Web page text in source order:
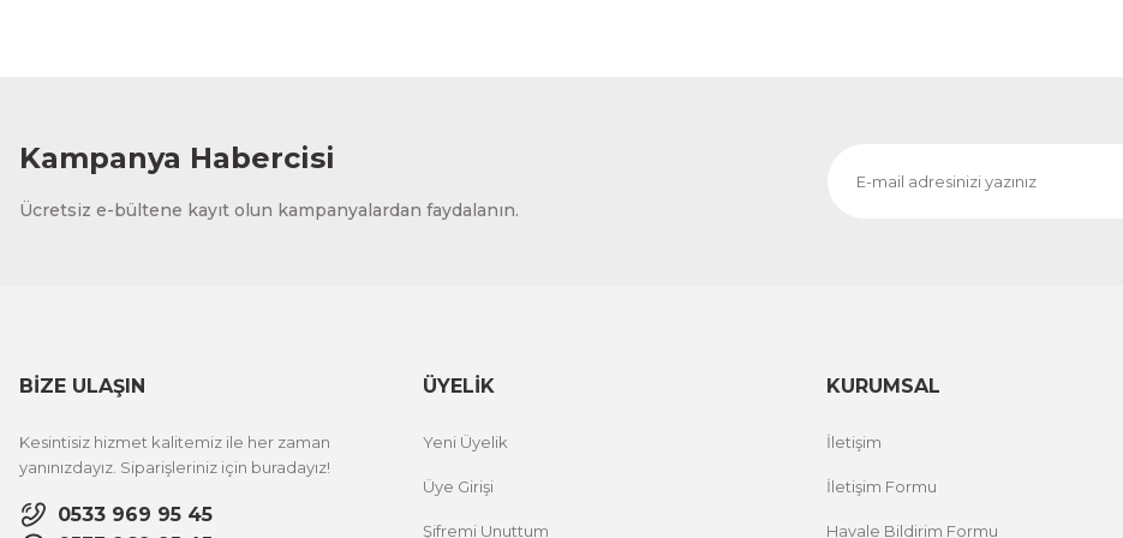
Kampanya Habercisi
Ücretsiz e-bültene kayıt olun kampanyalardan faydalanın.
BİZE ULAŞIN
Kesintisiz hizmet kalitemiz ile her zaman
yanınızdayız. Siparişleriniz için buradayız!
0533 969 95 45
ÜYELİK
Yeni Üyelik
Üye Girişi
Şifremi Unuttum
KURUMSAL
İletişim
İletişim Formu
Havale Bildirim Formu